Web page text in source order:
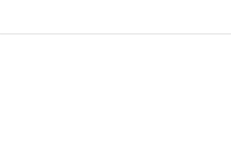
Sabahın erken saatlerinde